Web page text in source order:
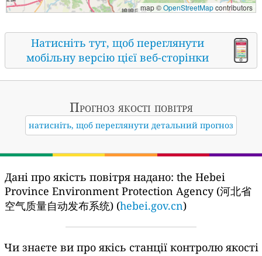
map ©OpenStreetMapcontributors
Натисніть тут, щоб переглянути
мобільну версію цієї веб-сторінки
Прогноз якості повітря
натисніть, щоб переглянути детальний прогноз
Дані про якість повітря надано: the Hebei
Province Environment Protection Agency (河北省
空气质量自动发布系统) (hebei.gov.cn)
Чи знаєте ви про якісь станції контролю якості